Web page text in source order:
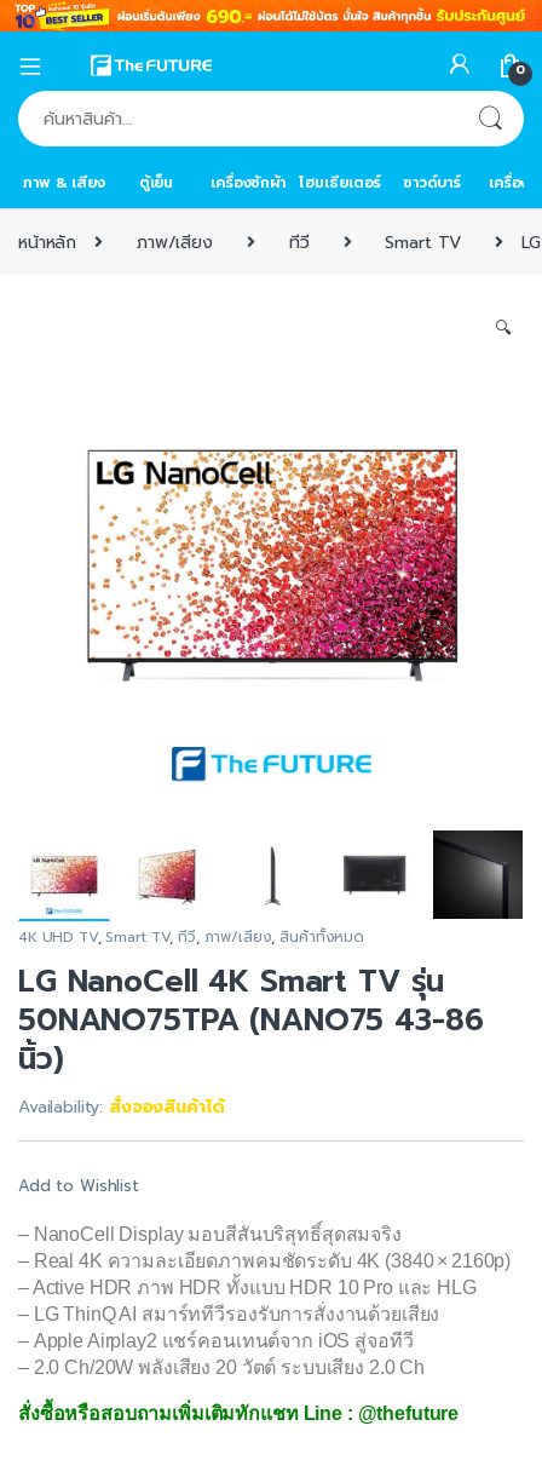
0
ค้นหา:
ภาพ & เสียง ตู้เย็น เครื่องซักผ้า โฮมเธียเตอร์ ซาวด์บาร์ เครื่อง
หน้าหลัก ภาพ/เสียง ทีวี Smart TV
🔍
4K UHD TV, Smart TV,ทีวี, ภาพ/เสียง, สินค้าทั้งหมด
LG NanoCell 4K Smart TV รุ่น
50NANO75TPA (NANO75 43-86
นิ้ว)
Availability: สั่งจองสินค้าได้
Add to Wishlist
– NanoCell Display มอบสีสันบริสุทธิ์สุดสมจริง
– Real 4K ความละเอียดภาพคมชัดระดับ 4K (3840 × 2160p)
– Active HDR ภาพ HDR ทั้งแบบ HDR 10 Pro และ HLG
– LG ThinQ AI สมาร์ททีวีรองรับการสั่งงานด้วยเสียง
– Apple Airplay2 แชร์คอนเทนต์จาก iOS สู่จอทีวี
– 2.0 Ch/20W พลังเสียง 20 วัตต์ ระบบเสียง 2.0 Ch
สั่งซื้อหรือสอบถามเพิ่มเติมทักแชท Line : @thefuture